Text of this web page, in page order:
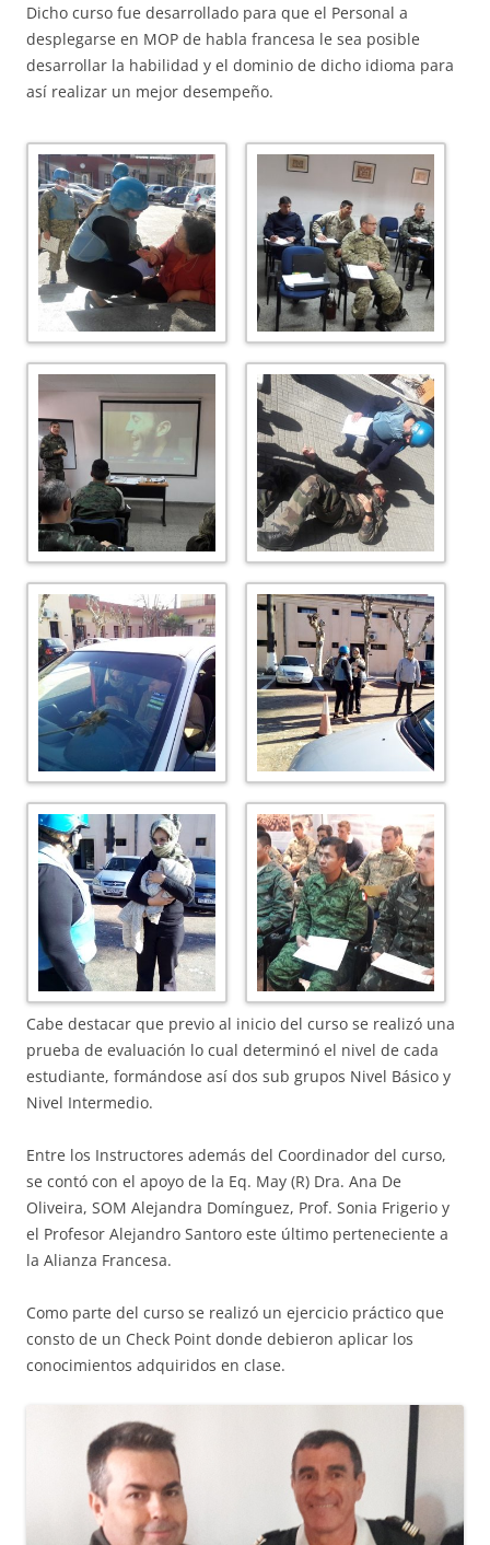
Dicho curso fue desarrollado para que el Personal a
desplegarse en MOP de habla francesa le sea posible
desarrollar la habilidad y el dominio de dicho idioma para
así realizar un mejor desempeño.
Cabe destacar que previo al inicio del curso se realizó una
prueba de evaluación lo cual determinó el nivel de cada
estudiante, formándose así dos sub grupos Nivel Básico y
Nivel Intermedio.
Entre los Instructores además del Coordinador del curso,
se contó con el apoyo de la Eq. May (R) Dra. Ana De
Oliveira, SOM Alejandra Domínguez, Prof. Sonia Frigerio y
el Profesor Alejandro Santoro este último perteneciente a
la Alianza Francesa.
Como parte del curso se realizó un ejercicio práctico que
consto de un Check Point donde debieron aplicar los
conocimientos adquiridos en clase.